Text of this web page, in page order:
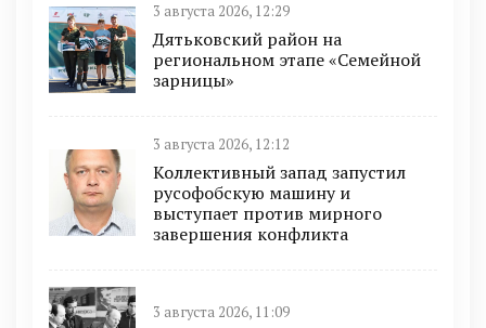
3 августа 2026, 12:29
Дятьковский район на
региональном этапе «Семейной
зарницы»
3 августа 2026, 12:12
Коллективный запад запустил
русофобскую машину и
выступает против мирного
завершения конфликта
3 августа 2026, 11:09